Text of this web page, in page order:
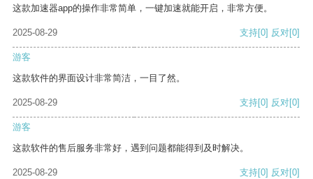
这款加速器app的操作非常简单，一键加速就能开启，非常方便。
2025-08-29 支持[0] 反对[0]
游客
这款软件的界面设计非常简洁，一目了然。
2025-08-29 支持[0] 反对[0]
游客
这款软件的售后服务非常好，遇到问题都能得到及时解决。
2025-08-29 支持[0] 反对[0]